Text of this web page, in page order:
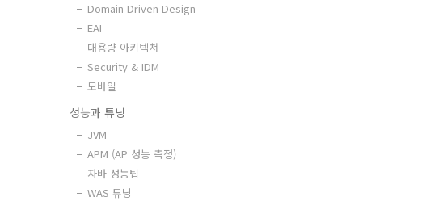
Domain Driven Design
EAI
대용량 아키텍쳐
Security & IDM
모바일
성능과 튜닝
JVM
APM (AP 성능 측정)
자바 성능팁
WAS 튜닝